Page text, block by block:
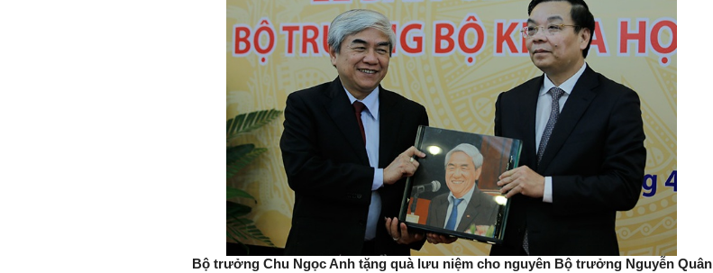
Bộ trưởng Chu Ngọc Anh tặng quà lưu niệm cho nguyên Bộ trưởng Nguyễn Quân